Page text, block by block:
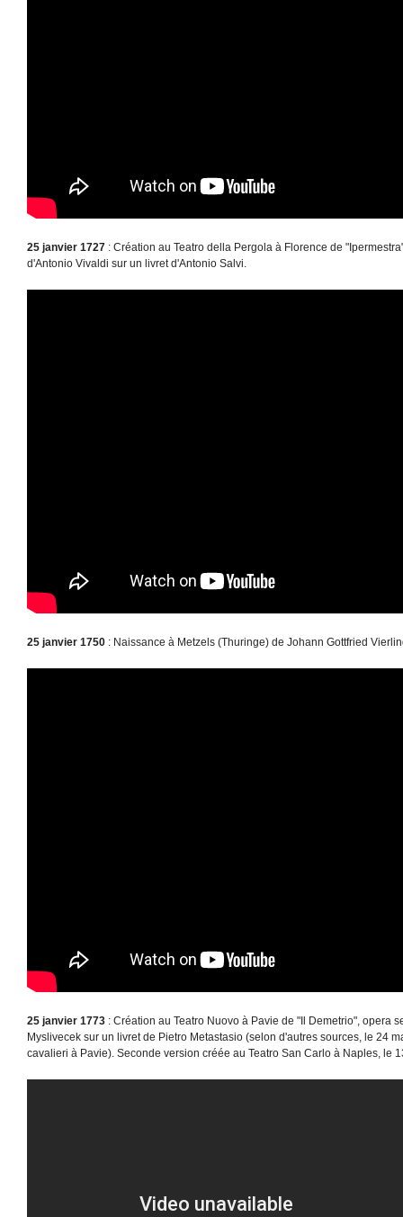
25 janvier 1727 : Création au Teatro della Pergola à Florence de
d'Antonio Vivaldi sur un livret d'Antonio Salvi.
25 janvier 1750 : Naissance à Metzels (Thuringe) de Johann Gottfried
25 janvier 1773 : Création au Teatro Nuovo à Pavie de "Il Demetrio", opera
Myslivecek sur un livret de Pietro Metastasio (selon d'autres sources, le 24
cavalieri à Pavie). Seconde version créée au Teatro San Carlo à Naples, le